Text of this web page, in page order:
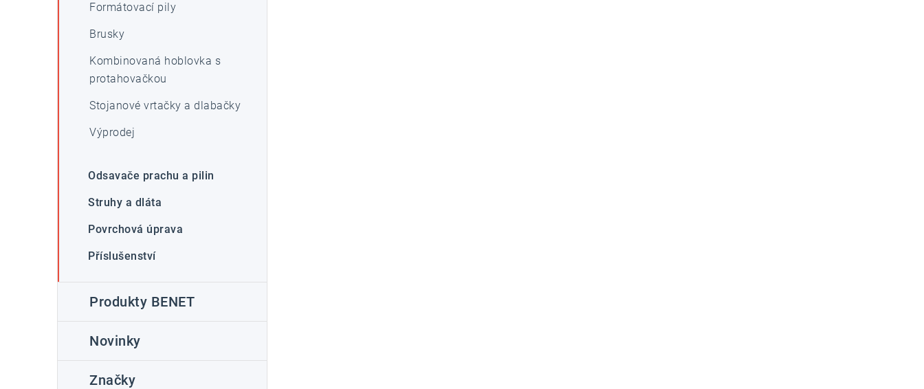
Formátovací pily
Brusky
Kombinovaná hoblovka s
protahovačkou
Stojanové vrtačky a dlabačky
Výprodej
Odsavače prachu a pilin
Struhy a dláta
Povrchová úprava
Příslušenství
Produkty BENET
Novinky
Značky